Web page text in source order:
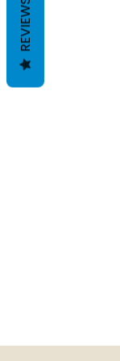
REVIEWS